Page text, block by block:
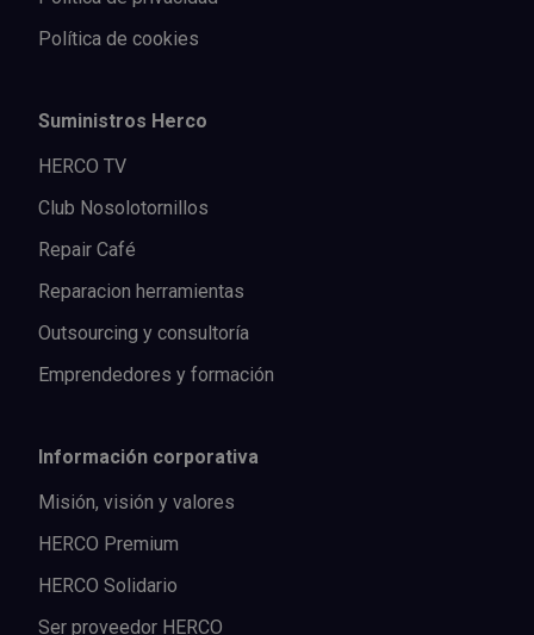
Política de cookies
Suministros Herco
HERCO TV
Club Nosolotornillos
Repair Café
Reparacion herramientas
Outsourcing y consultoría
Emprendedores y formación
Información corporativa
Misión, visión y valores
HERCO Premium
HERCO Solidario
Ser proveedor HERCO